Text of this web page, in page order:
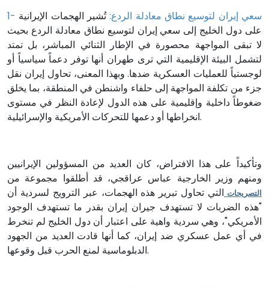
1- سعي إيران لتوسيع نطاق معادلة الردع:تُشير الهجمات الإيرانية
على دول الخليج إلى سعي إيران لتوسيع نطاق معادلة الردع بحيث
لا تبقى المواجهة محصورة في الإطار الثنائي المباشر، بل تمتد
لتشمل البيئة الإقليمية التي ترى طهران أنها توفر دعماً سياسياً أو
لوجستياً للعمليات العسكرية ضدها. وبهذا المعنى، تحاول إيران نقل
جزء من تكلفة المواجهة إلى حلفاء واشنطن في المنطقة، بما يخلق
ضغوطاً داخلية وإقليمية على هذه الدول لإعادة النظر في مستوى
انخراطها أو دعمها للتحركات الأمريكية والإسرائيلية.
وتأكيداً على هذا الافتراض، كان العديد من المسؤولين الإيرانيين
ومنهم وزير الخارجية عباس عراقجي، قد أطلقوا مجموعة من
التصريحات التي تحاول تبرير هذه الهجمات، عبر الترويج لسردية أن
"هذه الضربات لا تستهدف جيران إيران بقدر ما تستهدف الوجود
الأمريكي"، وهي سردية واهية على اعتبار أن دول الخليج لم تنخرط
في أي عمل عسكري ضد إيران، كما أنها قادت العديد من الجهود
الدبلوماسية لمنع الحرب قبل وقوعها.